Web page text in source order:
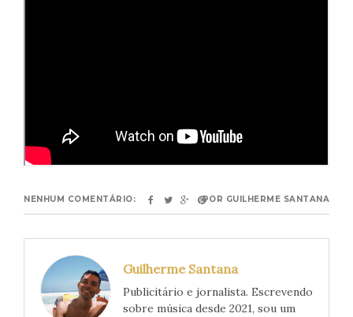
NENHUM COMENTÁRIO: POR GUILHERME SANTANA
Guilherme Santana
Publicitário e jornalista. Escrevendo
sobre música desde 2021, sou um